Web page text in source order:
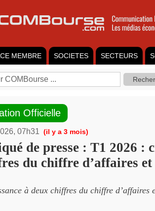
MEMBRE SOCIETES SECTEURS
Officielle
07h31 (il y a 3 mois)
de presse : T1 2026 :
du chiffre d’affaires
à deux chiffres du chiffre d’affaires